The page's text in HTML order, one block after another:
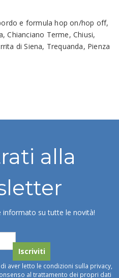
e formula hop on/hop off,
Chianciano Terme, Chiusi,
di Siena, Trequanda, Pienza
alla
informato su tutte le novità!
aver letto le condizioni sulla privacy,
al trattamento dei propri dati